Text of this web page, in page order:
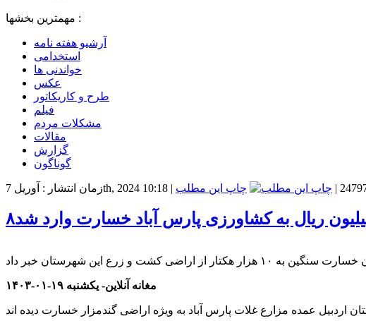
مهمترین بخشها :
آرشیو هفته نامه
استخدامی
خواندنی ها
عکس
طرح و کاریکاتور
فیلم
مشکلات مردم
مقالات
گزارش
گوناگون
زمان انتشار : آوریل 7th, 2024 10:18 | | چاپ این مطلب
مغانه آنلاین- یکشنبه ۱۹-۰۱-۱۴۰۳